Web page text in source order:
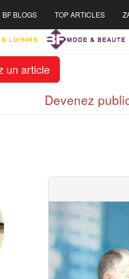
un article
BF BLOGS TOP ARTICLES
Devenez